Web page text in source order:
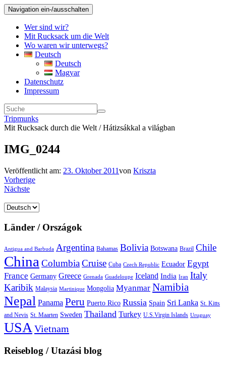
Navigation ein-/ausschalten
Wer sind wir?
Mit Rucksack um die Welt
Wo waren wir unterwegs?
Deutsch
Deutsch
Magyar
Datenschutz
Impressum
Tripmunks
Mit Rucksack durch die Welt / Hátizsákkal a világban
IMG_0244
Veröffentlicht am: 23. Oktober 2011von Kriszta
Vorherige
Nächste
Sprache
Länder / Országok
Antigua and Barbuda Argentina Bahamas Bolivia Botswana Brazil Chile
China ColumbiaCruise Cuba Czech Republic Ecuador Egypt
France Germany Greece Grenada Guadeloupe Iceland India Iran Italy
Karibik Malaysia Martinique Mongolia Myanmar Namibia
Nepal Panama Peru Puerto Rico Russia Spain Sri Lanka St. Kitts
and Nevis St. Maarten Sweden Thailand Turkey U.S.Virgin Islands Uruguay
USAVietnam
Reiseblog / Utazási blog